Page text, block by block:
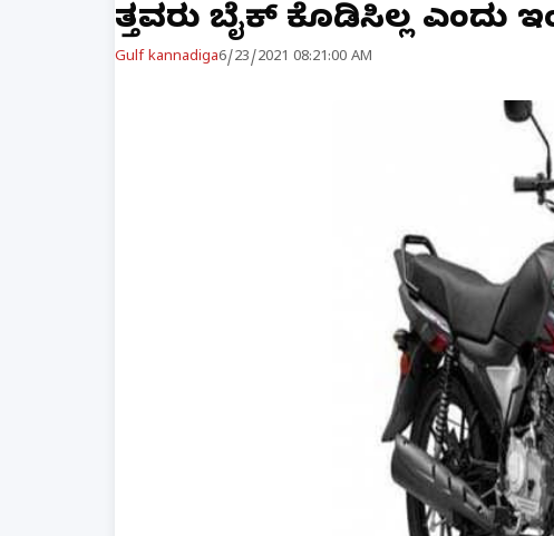
ಹೆತ್ತವರು ಬೈಕ್ ಕೊಡಿಸಿಲ್ಲ
Gulf kannadiga6/23/2021 08:21:00 AM